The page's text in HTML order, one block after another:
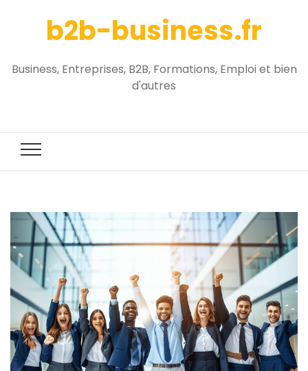
b2b-business.fr
Business, Entreprises, B2B, Formations, Emploi et bien
d'autres